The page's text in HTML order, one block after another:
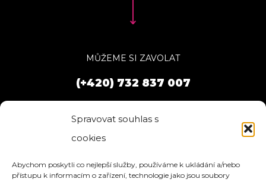
Spravovat souhlas s
cookies
Abychom poskytli co nejlepší služby, používáme k ukládání a/nebo
přístupu k informacím o zařízení, technologie jako jsou soubory
MŮŽEME SI ZAVOLAT
(+420) 732 837 007